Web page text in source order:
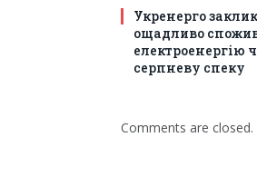
Укренерго
ощадливо
електроенергію
серпневу спеку
Comments are closed.